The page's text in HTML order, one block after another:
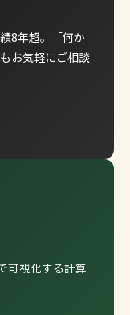
8年超。「何か
お気軽にご相談
可視化する計算